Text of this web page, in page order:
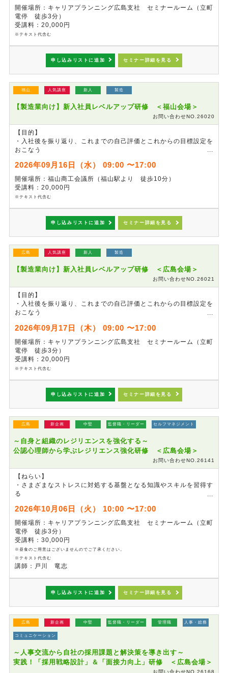
※ 4月の新入社員研修を未受講の方も、参加可能です。
※ ビジネスマナーを重点的に学びたい方は「基礎からはじめるビジ
ネスマナー研修」も併せてご検討ください。
開催場所：キャリアプランニング広島支社 セミナールーム（立町
電停 徒歩3分）
受講料：20,000円
※テキスト代含む
申し込みリストに追加 セミナー詳細を見る
福山 人気講座 新人 製造
【製造業向け】新入社員レベルアップ研修 ＜福山会場＞
お問い合わせNO.26020
【目的】
・入社後を振り返り、これまでの自己評価とこれからの目標設定を
おこなう
・SQCDE（安全、品質、費用、納期、環境）の再確認をおこな
い、改善活動に活用する
※4月の新入社員研修を未受講の方も、参加可能です。
2026年09月16日（水） 09:00 〜17:00
開催場所：福山商工会議所（福山駅より 徒歩10分）
受講料：20,000円
※テキスト代含む
申し込みリストに追加 セミナー詳細を見る
広島 人気講座 新人 製造
【製造業向け】新入社員レベルアップ研修 ＜広島会場＞
お問い合わせNO.26021
【目的】
・入社後を振り返り、これまでの自己評価とこれからの目標設定を
おこなう
・SQCDE（安全、品質、費用、納期、環境）の再確認をおこな
い、改善活動に活用する
※4月の新入社員研修を未受講の方も、参加可能です。
2026年09月17日（木） 09:00 〜17:00
開催場所：キャリアプランニング広島支社 セミナールーム（立町
電停 徒歩3分）
受講料：20,000円
※テキスト代含む
申し込みリストに追加 セミナー詳細を見る
広島 新企画 中堅 監督職・リーダー セルフマネジメント
～自身と組織のレジリエンスを強化する～
公認心理師から学ぶレジリエンス強化研修 ＜広島会場＞
お問い合わせNO.26141
【ねらい】
・さまざまなストレスに対処する基盤となる知識やスキルを習得す
る
のノウハウを実践的に理解する
・自分のみならず、部下や従業員がレジリエンスを発揮できるよう
な関わり方のポイントを理解する
2026年10月06日（火） 10:00 〜17:00
開催場所：キャリアプランニング広島支社 セミナールーム（立町
電停 徒歩3分）
受講料：30,000円
※昼食のご用意はございませんのでご了承ください。
※テキスト代含む
講師：戸川 竜志
申し込みリストに追加 セミナー詳細を見る
広島 新企画 中堅 監督職・リーダー 管理職 人事・総務
コミュニケーション
～人事交流から自社の採用課題と解決策を導き出す～
実践！「採用戦略設計」＆「面接力向上」研修 ＜広島会場＞